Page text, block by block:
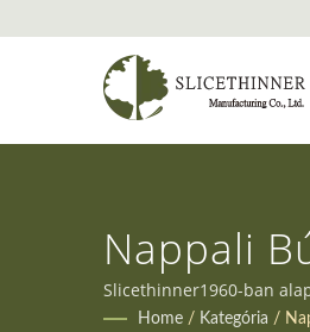
Nappali
Slicethinner1960-ban
igényeit.
Home / Kategória /